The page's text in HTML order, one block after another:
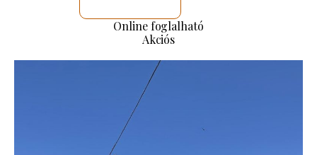
Online foglalható
Akciós